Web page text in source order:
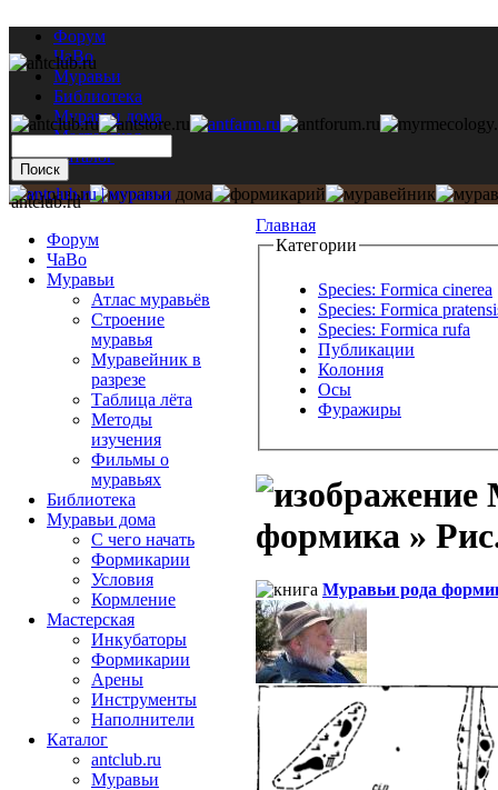
Форум
ЧаВо
Муравьи
Библиотека
Муравьи дома
Мастерская
Каталог
Главная
Категории
Species: Formica cinerea
Species: Formica
Species: Formica rufa
Публикации
Колония
Осы
Фуражиры
формика »
Муравьи рода
antclub.ru
Форум
ЧаВо
Муравьи
Атлас муравьёв
Строение
муравья
Муравейник в
разрезе
Таблица лёта
Методы
изучения
Фильмы о
муравьях
Библиотека
Муравьи дома
С чего начать
Формикарии
Условия
Кормление
Мастерская
Инкубаторы
Формикарии
Арены
Инструменты
Наполнители
Каталог
antclub.ru
Муравьи